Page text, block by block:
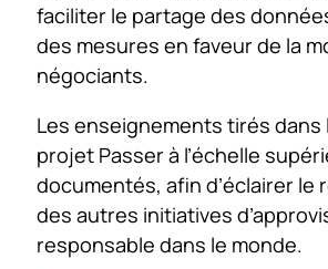
faciliter le partage des
des mesures en faveur de la
négociants.
Les enseignements tirés dans
projet Passer à l’échelle
documentés, afin d’éclairer le
des autres initiatives
responsable dans le monde.